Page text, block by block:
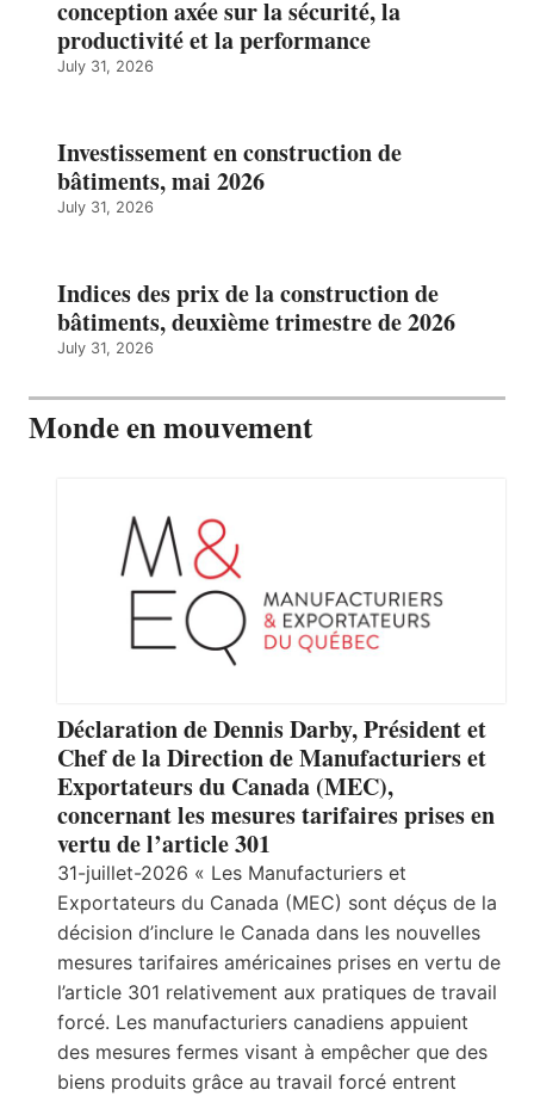
conception axée sur la sécurité, la
productivité et la performance
July 31, 2026
Investissement en construction de
bâtiments, mai 2026
July 31, 2026
Indices des prix de la construction de
bâtiments, deuxième trimestre de 2026
July 31, 2026
Monde en mouvement
Déclaration de Dennis Darby, Président et
Chef de la Direction de Manufacturiers et
Exportateurs du Canada (MEC),
concernant les mesures tarifaires prises en
vertu de l’article 301
31-juillet-2026 « Les Manufacturiers et
Exportateurs du Canada (MEC) sont déçus de la
décision d’inclure le Canada dans les nouvelles
mesures tarifaires américaines prises en vertu de
l’article 301 relativement aux pratiques de travail
forcé. Les manufacturiers canadiens appuient
des mesures fermes visant à empêcher que des
biens produits grâce au travail forcé entrent